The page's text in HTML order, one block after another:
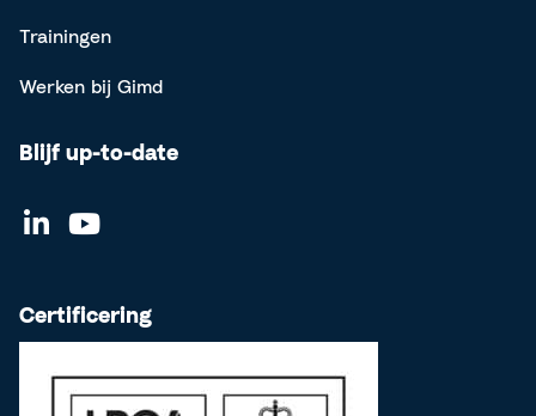
Trainingen
Werken bij Gimd
Blijf up-to-date
Certificering